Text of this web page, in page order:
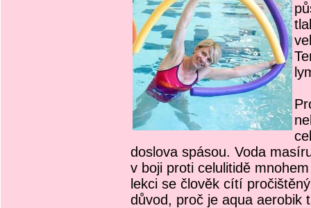
doslova spásou. Voda
v boji proti celulitidě
lekci se člověk cítí
důvod, proč je aqua aerobik